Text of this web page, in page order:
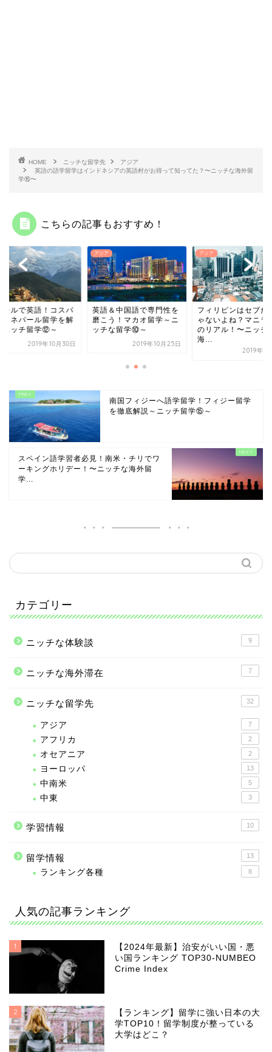
HOME ニッチな留学先
アジア
英語の語学留学はインドネシアの英語村がお得って知ってた？〜ニッチな海外留
学⑯〜
こちらの記事もおすすめ！
ールで英語！コスパ
？ネパール留学を解
ニッチ留学⑫～
2019年10月30日
アジア
英語＆中国語で専門性を
磨こう！マカオ留学～ニ
ッチな留学⑩～
2019年10月25日
アジア
フィリピンはセブだ
ゃないよね？マニラ
のリアル！〜ニッチ
海...
2019年11
南国フィジーへ語学留学！フィジー留学
を徹底解説～ニッチ留学⑮～
スペイン語学習者必見！南米・チリでワ
ーキングホリデー！〜ニッチな海外留
学...
カテゴリー
ニッチな体験談 9
ニッチな海外滞在 7
ニッチな留学先 32
アジア 7
アフリカ 2
オセアニア 2
ヨーロッパ 13
中南米 5
中東 3
学習情報 10
留学情報 13
ランキング各種 8
人気の記事ランキング
1
【2024年最新】治安がいい国・悪
い国ランキング TOP30-NUMBEO
Crime Index
2
【ランキング】留学に強い日本の大
学TOP10！留学制度が整っている
大学はどこ？